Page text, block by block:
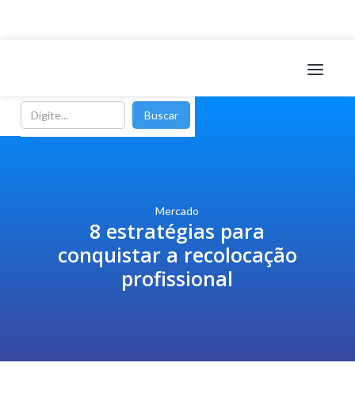
Mercado
8 estratégias para
conquistar a recolocação
profissional